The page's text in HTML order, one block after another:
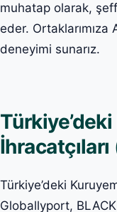
muhatap olarak,
eder. Ortaklarımıza
deneyimi sunarız.
Türkiye’deki
Globallyport,